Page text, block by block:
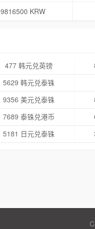
9816500 KRW
477 韩元兑英镑
5629 韩元兑泰铢
9356 美元兑泰铢
7689 泰铢兑港币
5181 日元兑泰铢